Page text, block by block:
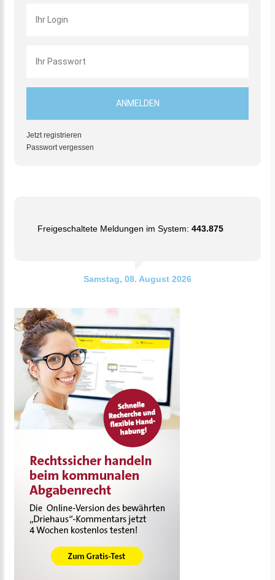
Jetzt registrieren
Passwort vergessen
Freigeschaltete Meldungen im System: 443.875
Samstag, 08. August 2026